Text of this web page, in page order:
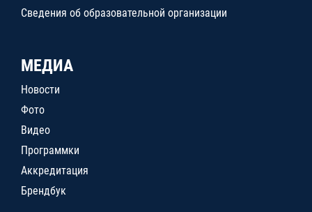
Сведения об образовательной организации
МЕДИА
Новости
Фото
Видео
Программки
Аккредитация
Брендбук